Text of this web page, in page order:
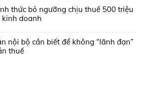
thức bỏ ngưỡng chịu thuế 500 triệu
doanh
nội bộ cần biết để không “lãnh đạn”
thuế